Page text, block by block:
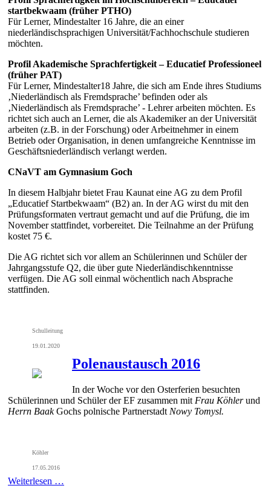
startbekwaam (früher PTHO)
Für Lerner, Mindestalter 16 Jahre, die an einer
niederländischsprachigen Universität/Fachhochschule studieren
möchten.
Profil Akademische Sprachfertigkeit – Educatief Professioneel
(früher PAT)
Für Lerner, Mindestalter18 Jahre, die sich am Ende ihres Studiums
‚Niederländisch als Fremdsprache’ befinden oder als
‚Niederländisch als Fremdsprache’ - Lehrer arbeiten möchten. Es
richtet sich auch an Lerner, die als Akademiker an der Universität
arbeiten (z.B. in der Forschung) oder Arbeitnehmer in einem
Betrieb oder Organisation, in denen umfangreiche Kenntnisse im
Geschäftsniederländisch verlangt werden.
CNaVT am Gymnasium Goch
In diesem Halbjahr bietet Frau Kaunat eine AG zu dem Profil
„Educatief Startbekwaam“ (B2) an. In der AG wirst du mit den
Prüfungsformaten vertraut gemacht und auf die Prüfung, die im
November stattfindet, vorbereitet. Die Teilnahme an der Prüfung
kostet 75 €.
Die AG richtet sich vor allem an Schülerinnen und Schüler der
Jahrgangsstufe Q2, die über gute Niederländischkenntnisse
verfügen. Die AG soll einmal wöchentlich nach Absprache
stattfinden.
Schulleitung
19.01.2020
Polenaustausch 2016
In der Woche vor den Osterferien besuchten
Schülerinnen und Schüler der EF zusammen mit Frau Köhlerund
Herrn BaakGochs polnische Partnerstadt Nowy Tomysl.
Köhler
17.05.2016
Weiterlesen …